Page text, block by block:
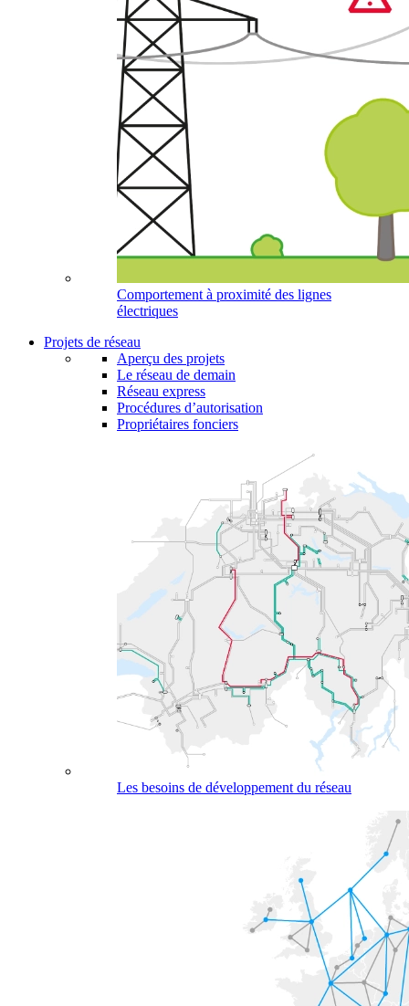
Comportement à proximité des lignes
électriques
Projets de réseau
Aperçu des projets
Le réseau de demain
Réseau express
Procédures d’autorisation
Propriétaires fonciers
Les besoins de développement du réseau